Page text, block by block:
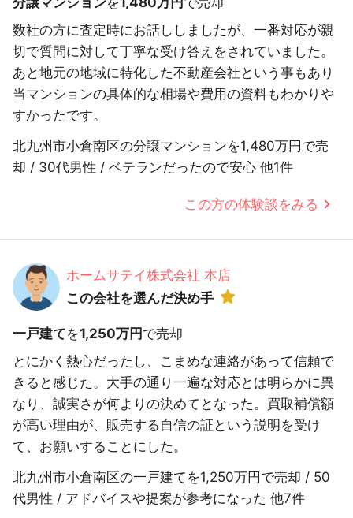
数社の方に査定時にお話ししましたが、一番対応が親
切で質問に対して丁寧な受け答えをされていました。
あと地元の地域に特化した不動産会社という事もあり
当マンションの具体的な相場や費用の資料もわかりや
すかったです。
北九州市小倉南区の分譲マンションを1,480万円で売
却 / 30代男性 / ベテランだったので安心 他1件
この方の体験談をみる
ホームサテイ株式会社 本店
この会社を選んだ決め手
一戸建てを1,250万円 で売却
とにかく熱心だったし、こまめな連絡があって信頼で
きると感じた。大手の通り一遍な対応とは明らかに異
なり、誠実さが何よりの決めてとなった。買取補償額
が高い理由が、販売する自信の証という説明を受け
て、お願いすることにした。
北九州市小倉南区の一戸建てを1,250万円で売却 / 50
代男性 / アドバイスや提案が参考になった 他7件